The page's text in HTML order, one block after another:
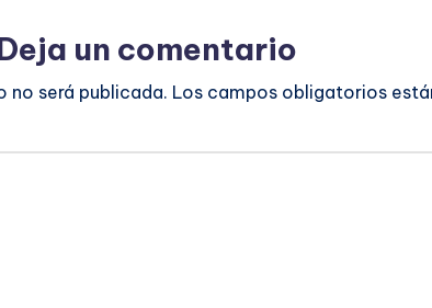
un comentario
no será publicada. Los campos obligatorios